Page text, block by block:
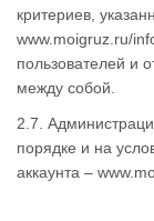
критериев,
www.moigruz.ru/
пользователей и
между собой.
2.7.
порядке и на
аккаунта –